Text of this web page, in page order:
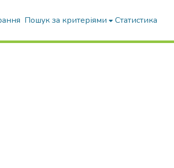
Пошук за критеріями Статистика